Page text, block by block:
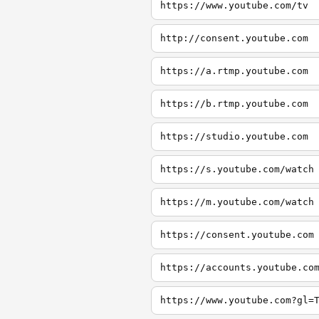
https://www.youtube.com/tv
http://consent.youtube.com
https://a.rtmp.youtube.com
https://b.rtmp.youtube.com
https://studio.youtube.com
https://s.youtube.com/watch
https://m.youtube.com/watch
https://consent.youtube.com
https://accounts.youtube.com
https://